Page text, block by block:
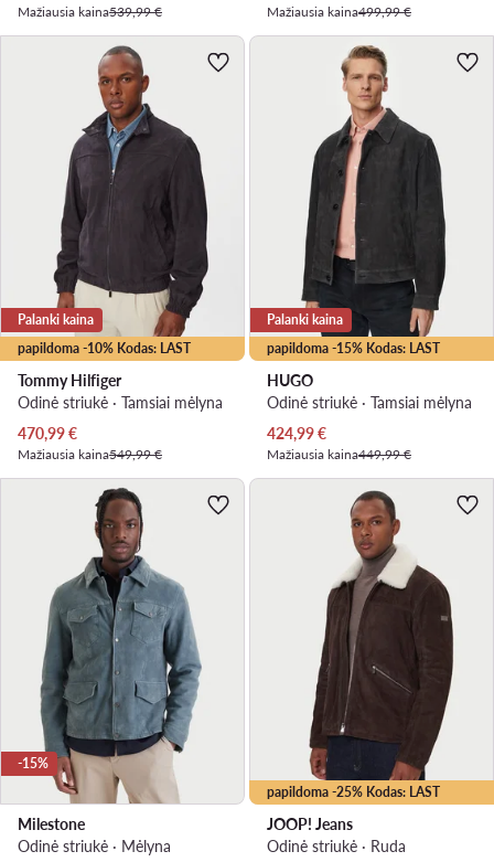
Mažiausia kaina539,99 € Mažiausia kaina499,99 €
papildoma -10% Kodas: LAST
Palanki kaina
Tommy Hilfiger
Odinė striukė · Tamsiai mėlyna
Dabartinė kaina
470,99€
Mažiausia kaina549,99 €
papildoma -15% Kodas: LAST
Palanki kaina
HUGO
Odinė striukė · Tamsiai mėlyna
Dabartinė kaina
424,99€
Mažiausia kaina449,99 €
-15%
Milestone
Odinė striukė · Mėlyna
papildoma -25% Kodas: LAST
JOOP! Jeans
Odinė striukė · Ruda